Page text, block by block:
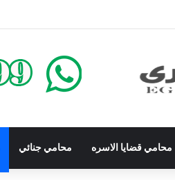
محامي قضايا الاسره محامي جنائي